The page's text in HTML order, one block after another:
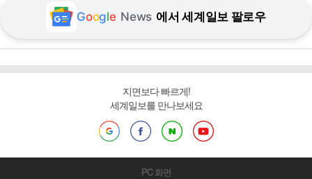
Google News 에서 세계일보 팔로우
지면보다 빠르게!
세계일보를 만나보세요
PC 화면